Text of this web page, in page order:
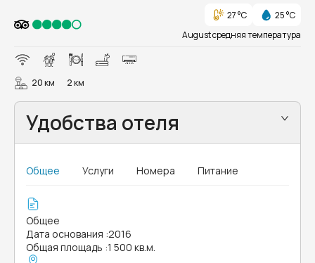
27 °C
25 °C
August средняя температура
20 км 2 км
Удобства отеля
Общее Услуги Номера Питание
Общее
Дата основания :2016
Общая площадь :1 500 кв.м.